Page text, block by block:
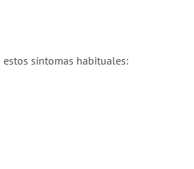
estos síntomas habituales: